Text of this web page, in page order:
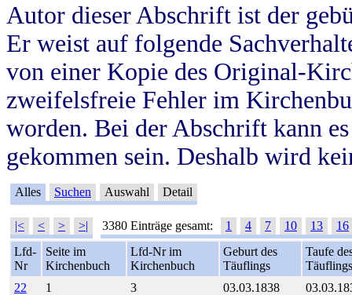
Autor dieser Abschrift ist der
Er weist auf folgende
von einer Kopie des Original-
zweifelsfreie Fehler im
worden. Bei der Abschrift kann
gekommen sein. Deshalb wird
Alles Suchen Auswahl Detail
|< < > >| 3380 Einträge gesamt: 1 4 7 10 13
16
Lfd-
Nr
Seite im
Kirchenbuch
Lfd-Nr im
Kirchenbuch
Geburt des
Täuflings
Taufe
Täuflings
22
1 3 03.03.1838